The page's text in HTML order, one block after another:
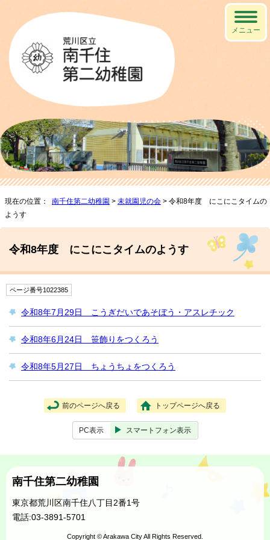
メニュー
現在の位置： 南千住第二幼稚園 > 未就園児の会 > 令和8年度 にこにこタイムの
ようす
令和8年度 にこにこタイムのようす
ページ番号1022385
令和8年7月29日 こうぎだいであそぼう・アスレチック
令和8年6月24日 笹飾りをつくろう
令和8年5月27日 ちょうちょをつくろう
前のページへ戻る トップページへ戻る
PC表示 スマートフォン表示
南千住第二幼稚園
東京都荒川区南千住八丁目2番1号
電話:03-3891-5701
Copyright © Arakawa City All Rights Reserved.